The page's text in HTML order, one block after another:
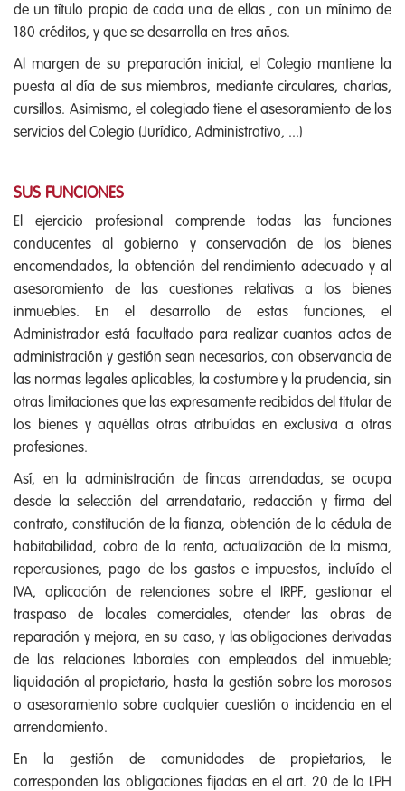
de un título propio de cada una de ellas , con un mínimo de
180 créditos, y que se desarrolla en tres años.
Al margen de su preparación inicial, el Colegio mantiene la
puesta al día de sus miembros, mediante circulares, charlas,
cursillos. Asimismo, el colegiado tiene el asesoramiento de los
servicios del Colegio (Jurídico, Administrativo, ...)
SUS FUNCIONES
El ejercicio profesional comprende todas las funciones
conducentes al gobierno y conservación de los bienes
encomendados, la obtención del rendimiento adecuado y al
asesoramiento de las cuestiones relativas a los bienes
inmuebles. En el desarrollo de estas funciones, el
Administrador está facultado para realizar cuantos actos de
administración y gestión sean necesarios, con observancia de
las normas legales aplicables, la costumbre y la prudencia, sin
otras limitaciones que las expresamente recibidas del titular de
los bienes y aquéllas otras atribuídas en exclusiva a otras
profesiones.
Así, en la administración de fincas arrendadas, se ocupa
desde la selección del arrendatario, redacción y firma del
contrato, constitución de la fianza, obtención de la cédula de
habitabilidad, cobro de la renta, actualización de la misma,
repercusiones, pago de los gastos e impuestos, incluído el
IVA, aplicación de retenciones sobre el IRPF, gestionar el
traspaso de locales comerciales, atender las obras de
reparación y mejora, en su caso, y las obligaciones derivadas
de las relaciones laborales con empleados del inmueble;
liquidación al propietario, hasta la gestión sobre los morosos
o asesoramiento sobre cualquier cuestión o incidencia en el
arrendamiento.
En la gestión de comunidades de propietarios, le
corresponden las obligaciones fijadas en el art. 20 de la LPH